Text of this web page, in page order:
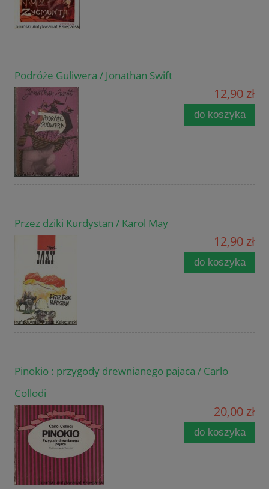
Podróże Guliwera / Jonathan Swift
12,90 zł
do koszyka
Przez dziki Kurdystan / Karol May
12,90 zł
do koszyka
Pinokio : przygody drewnianego pajaca / Carlo
Collodi
20,00 zł
do koszyka